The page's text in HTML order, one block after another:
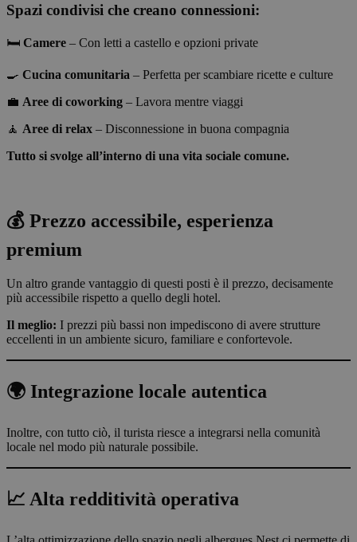
Spazi condivisi che creano connessioni:
🛏️ Camere – Con letti a castello e opzioni private
🍳 Cucina comunitaria – Perfetta per scambiare ricette e culture
💼 Aree di coworking – Lavora mentre viaggi
🧘 Aree di relax – Disconnessione in buona compagnia
Tutto si svolge all’interno di una vita sociale comune.
💰 Prezzo accessibile, esperienza
premium
Un altro grande vantaggio di questi posti è il prezzo, decisamente
più accessibile rispetto a quello degli hotel.
Il meglio: I prezzi più bassi non impediscono di avere strutture
eccellenti in un ambiente sicuro, familiare e confortevole.
🌍 Integrazione locale autentica
Inoltre, con tutto ciò, il turista riesce a integrarsi nella comunità
locale nel modo più naturale possibile.
📈 Alta redditività operativa